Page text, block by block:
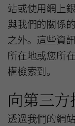
站或使用網上
與我們的關係
之外。這些資
所在地或您所
構檢索到。
向第三
透過我們的網